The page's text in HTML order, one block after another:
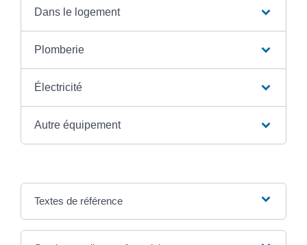
Dans le logement
Plomberie
Électricité
Autre équipement
Textes de référence